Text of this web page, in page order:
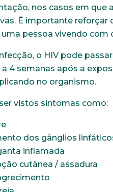
nos casos em que
É importante reforçar
pessoa vivendo com
o HIV pode
a 4 semanas após a
no organismo.
vistos sintomas como:
dos gânglios
inflamada
cutânea / assadura